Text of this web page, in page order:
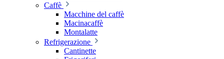
Caffè
Macchine del caffè
Macinacaffè
Montalatte
Refrigerazione
Cantinette